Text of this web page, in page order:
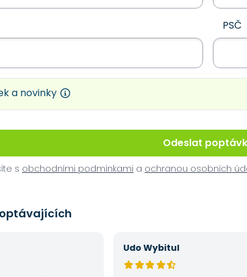
PSČ
a novinky
Odeslat
s obchodními podmínkami a ochranou osobních
Udo Wybitul